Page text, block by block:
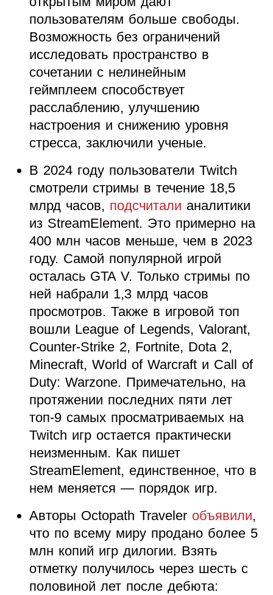
пользователям больше свободы.
Возможность без ограничений
исследовать пространство в
сочетании с нелинейным
геймплеем способствует
расслаблению, улучшению
настроения и снижению уровня
стресса, заключили ученые.
В 2024 году пользователи Twitch
смотрели стримы в течение 18,5
млрд часов, подсчитали аналитики
из StreamElement. Это примерно на
400 млн часов меньше, чем в 2023
году. Самой популярной игрой
осталась GTA V. Только стримы по
ней набрали 1,3 млрд часов
просмотров. Также в игровой топ
вошли League of Legends, Valorant,
Counter-Strike 2, Fortnite, Dota 2,
Minecraft, World of Warcraft и Call of
Duty: Warzone. Примечательно, на
протяжении последних пяти лет
топ-9 самых просматриваемых на
Twitch игр остается практически
неизменным. Как пишет
StreamElement, единственное, что в
нем меняется — порядок игр.
Авторы Octopath Traveler объявили,
что по всему миру продано более 5
млн копий игр дилогии. Взять
отметку получилось через шесть с
половиной лет после дебюта: